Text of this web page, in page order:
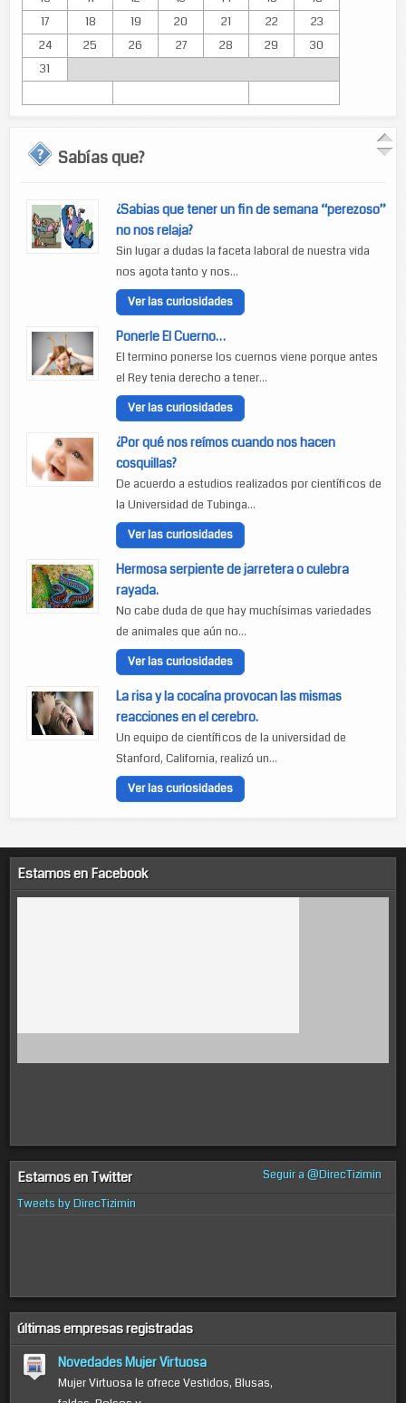
17
18 19 20 21 22
23
24
25 26 27 28 29
30
31
Sabías que?
¿Sabias que tener un fin de semana “perezoso”
no nos relaja?
Sin lugar a dudas la faceta laboral de nuestra vida
nos agota tanto y nos...
Ver las curiosidades
Ponerle El Cuerno…
El termino ponerse los cuernos viene porque antes
el Rey tenia derecho a tener...
Ver las curiosidades
¿Por qué nos reímos cuando nos hacen
cosquillas?
De acuerdo a estudios realizados por científicos de
la Universidad de Tubinga...
Ver las curiosidades
Hermosa serpiente de jarretera o culebra
rayada.
No cabe duda de que hay muchísimas variedades
de animales que aún no...
Ver las curiosidades
La risa y la cocaína provocan las mismas
reacciones en el cerebro.
Un equipo de científicos de la universidad de
Stanford, California, realizó un...
Ver las curiosidades
Estamos en Facebook
Estamos en Twitter
Seguir a @DirecTizimin
Tweets by DirecTizimin
últimas empresas registradas
Novedades Mujer Virtuosa
Mujer Virtuosa le ofrece Vestidos, Blusas,